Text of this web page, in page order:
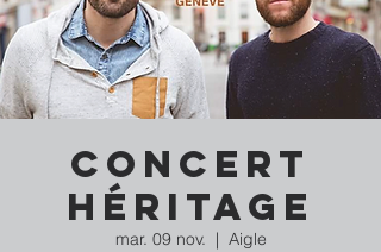
Concert
Héritage
mar. 09 nov.
  |
Aigle